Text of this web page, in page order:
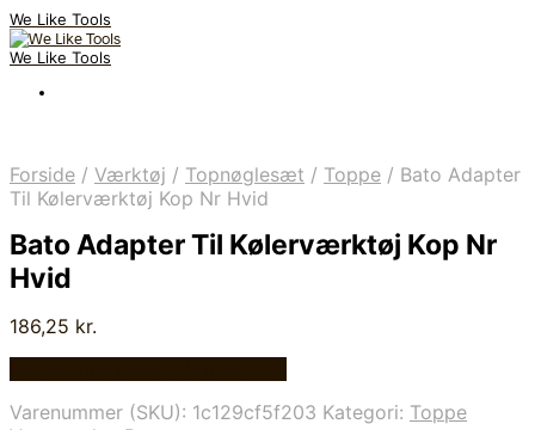
We Like Tools
We Like Tools
Forside / Værktøj / Topnøglesæt / Toppe / Bato Adapter
Til Kølerværktøj Kop Nr Hvid
Bato Adapter Til Kølerværktøj Kop Nr
Hvid
186,25 kr.
Varenummer (SKU): 1c129cf5f203 Kategori: Toppe